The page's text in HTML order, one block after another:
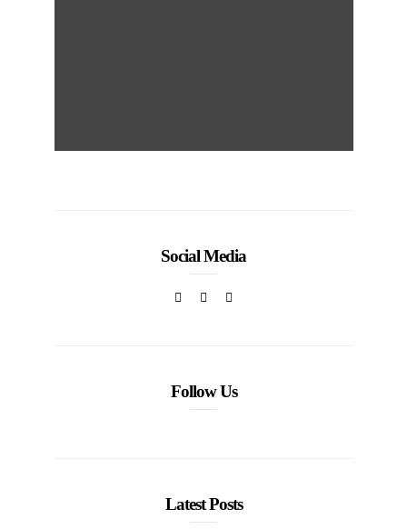
Social Media
Follow Us
Latest Posts